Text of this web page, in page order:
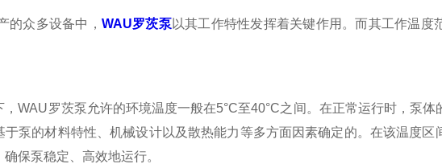
众多设备中， WAU罗茨泵以其工作特性发挥着关键作用。而其工作温度
罗茨泵允许的环境温度一般在5°C至40°C之间。在正常运行时，泵体
于泵的材料特性、机械设计以及散热能力等多方面因素确定的。在该温度
保泵稳定、高效地运行。